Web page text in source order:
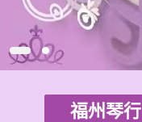
福州琴行